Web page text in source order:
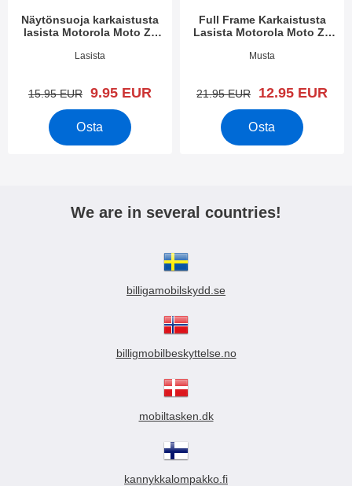
Näytönsuoja karkaistusta
lasista Motorola Moto Z3
Tuote.nro 28001
Lasista
vanha hinta
15.95 EUR uusi hinta
9.95 EUR
Osta
Full Frame Karkaistusta
Lasista Motorola Moto Z3
Tuote.nro 28000
Musta
vanha hinta
21.95 EUR uusi hinta
12.95 EUR
Osta
We are in several countries!
billigamobilskydd.se
billigmobilbeskyttelse.no
mobiltasken.dk
kannykkalompakko.fi